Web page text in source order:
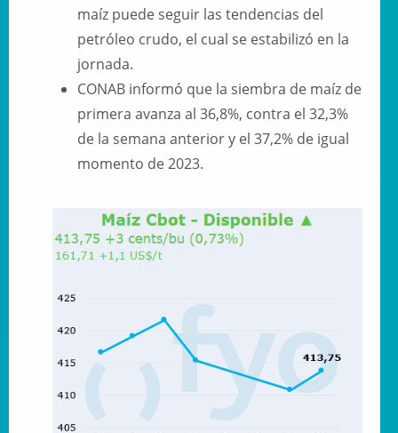
maíz puede seguir las tendencias del
petróleo crudo, el cual se estabilizó en la
jornada.
CONAB informó que la siembra de maíz de
primera avanza al 36,8%, contra el 32,3%
de la semana anterior y el 37,2% de igual
momento de 2023.